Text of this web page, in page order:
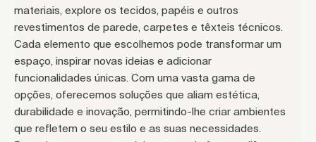
materiais, explore os tecidos, papéis e outros
revestimentos de parede, carpetes e têxteis técnicos.
Cada elemento que escolhemos pode transformar um
espaço, inspirar novas ideias e adicionar
funcionalidades únicas. Com uma vasta gama de
opções, oferecemos soluções que aliam estética,
durabilidade e inovação, permitindo-lhe criar ambientes
que refletem o seu estilo e as suas necessidades.